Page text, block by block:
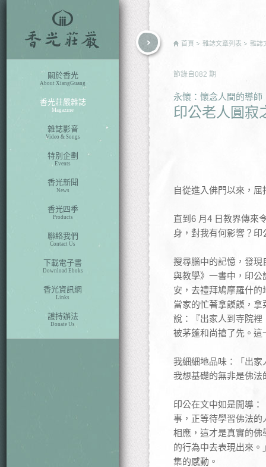
關於香光
About XiangGuang
香光莊嚴雜誌
Magazine
雜誌影音
Video & Songs
特別企劃
Events
香光新聞
News
香光四季
Products
聯絡我們
Contact Us
下載電子書
Download Eboks
香光資訊網
Links
護持辦法
Donate Us
首頁 雜誌文章列表 雜誌
節錄自 082 期
永懷：懷念人間的導師
印公老人圓
自從進入佛門以來，
直到6 月4 日教界傳來
身，對我有何影響？
搜尋腦中的記憶，發
與教學》一書中，印公
安，去禮拜鳩摩羅什
當家的忙著拿饃饃，
說：『出家人到寺院
被茅蓬和尚搶了先。
我細細地品味：「出
我想基礎的無非是佛
印公在文中如是開導
事，正等待學習佛法
相應，這才是真實的
的行為中去表現出來
集的感動。